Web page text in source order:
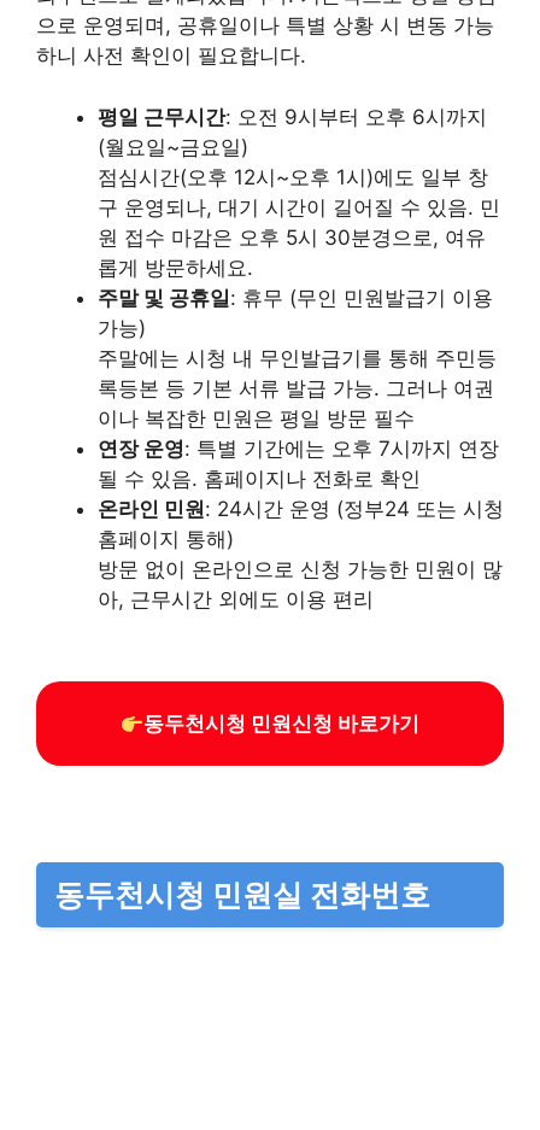
으로 운영되며, 공휴일이나 특별 상황 시 변동 가능
하니 사전 확인이 필요합니다.
평일 근무시간: 오전 9시부터 오후 6시까지
(월요일~금요일)
점심시간(오후 12시~오후 1시)에도 일부 창
구 운영되나, 대기 시간이 길어질 수 있음. 민
원 접수 마감은 오후 5시 30분경으로, 여유
롭게 방문하세요.
주말 및 공휴일: 휴무 (무인 민원발급기 이용
가능)
주말에는 시청 내 무인발급기를 통해 주민등
록등본 등 기본 서류 발급 가능. 그러나 여권
이나 복잡한 민원은 평일 방문 필수
연장 운영: 특별 기간에는 오후 7시까지 연장
될 수 있음. 홈페이지나 전화로 확인
온라인 민원: 24시간 운영 (정부24 또는 시청
홈페이지 통해)
방문 없이 온라인으로 신청 가능한 민원이 많
아, 근무시간 외에도 이용 편리
동두천시청 민원신청 바로가기
동두천시청 민원실 전화번호